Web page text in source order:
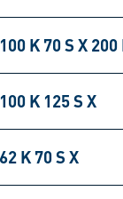
K 70 S X 200
K 125 S X
K 70 S X